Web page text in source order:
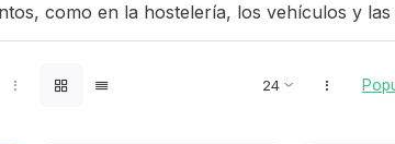
como en la hostelería, los vehículos y las